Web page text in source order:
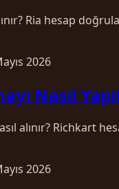
Ria hesap
2026
Nasıl
alınır? Richkart
2026